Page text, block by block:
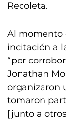
Recoleta.
Al momento
incitación a
“por
Jonathan
organizaron
tomaron
[junto a